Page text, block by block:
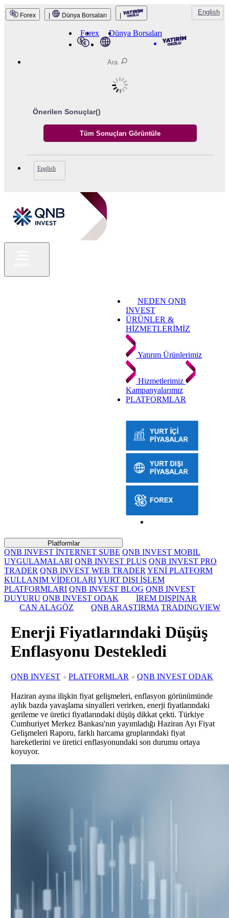
Forex Dünya Borsaları English
Forex Dünya Borsaları
Önerilen Sonuçlar()
English
NEDEN QNB
INVEST
ÜRÜNLER &
HİZMETLERİMİZ
Yatırım Ürünlerimiz
Hizmetlerimiz
Kampanyalarımız
PLATFORMLAR
Platformlar
QNB INVEST İNTERNET ŞUBE QNB INVEST MOBIL
UYGULAMALARI QNB INVEST PLUS QNB INVEST PRO
TRADER QNB INVEST WEB TRADER YENİ PLATFORM
KULLANIM VİDEOLARIYURT DIŞI İŞLEM
PLATFORMLARI QNB INVEST BLOG QNB INVEST
DUYURU QNB INVEST ODAK
İREM DIŞPINAR
CAN ALAGÖZ
QNB ARAŞTIRMA TRADINGVIEW
Enerji Fiyatlarındaki Düşüş
Enflasyonu Destekledi
QNB INVEST PLATFORMLAR QNB INVEST ODAK
Haziran ayına ilişkin fiyat gelişmeleri, enflasyon görünümünde
aylık bazda yavaşlama sinyalleri verirken, enerji fiyatlarındaki
gerileme ve üretici fiyatlarındaki düşüş dikkat çekti. Türkiye
Cumhuriyet Merkez Bankası'nın yayımladığı Haziran Ayı Fiyat
Gelişmeleri Raporu, farklı harcama gruplarındaki fiyat
hareketlerini ve üretici enflasyonundaki son durumu ortaya
koyuyor.